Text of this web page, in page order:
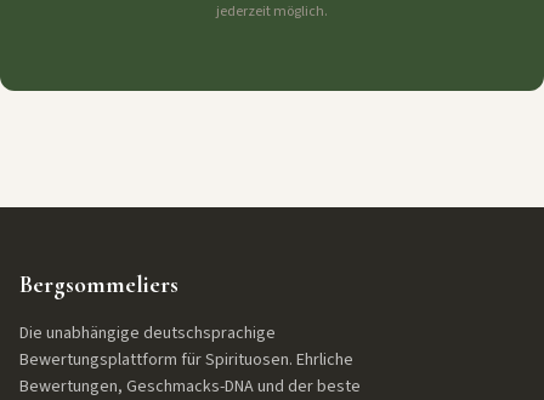
jederzeit möglich.
Bergsommeliers
Die unabhängige deutschsprachige
Bewertungsplattform für Spirituosen. Ehrliche
Bewertungen, Geschmacks-DNA und der beste